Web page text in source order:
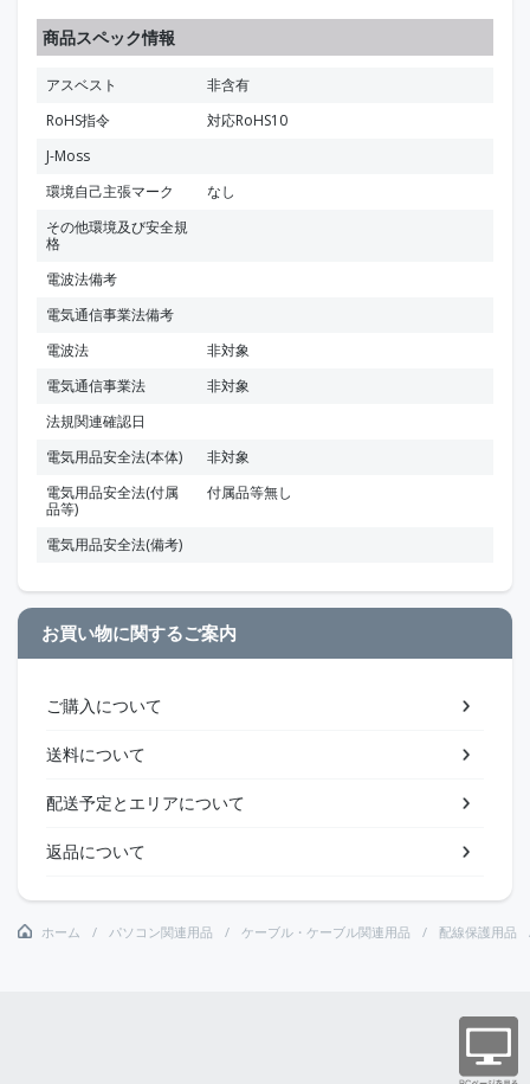
商品スペック情報
アスベスト
非含有
RoHS指令
対応RoHS10
J-Moss
環境自己主張マーク
なし
その他環境及び安全規
格
電波法備考
電気通信事業法備考
電波法
非対象
電気通信事業法
非対象
法規関連確認日
電気用品安全法(本体)
非対象
電気用品安全法(付属
品等)
付属品等無し
電気用品安全法(備考)
お買い物に関するご案内
ご購入について
送料について
配送予定とエリアについて
返品について
ホーム パソコン関連用品 ケーブル・ケーブル関連用品 配線保護用品